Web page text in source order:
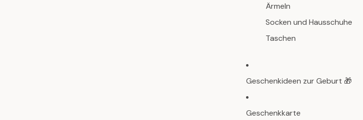
Ärmeln
Socken und Hausschuhe
Taschen
Geschenkideen zur Geburt 🎁
Geschenkkarte